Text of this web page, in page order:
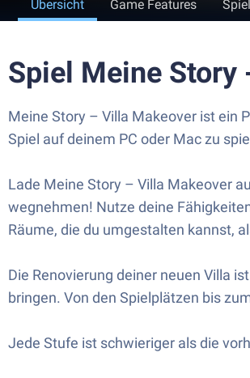
Übersicht Game Features
Spiel Meine Story
Meine Story – Villa Makeover ist ein
Spiel auf deinem PC oder Mac zu
Lade Meine Story – Villa Makeover
wegnehmen! Nutze deine
Räume, die du umgestalten kannst,
Die Renovierung deiner neuen Villa
bringen. Von den Spielplätzen bis
Jede Stufe ist schwieriger als die